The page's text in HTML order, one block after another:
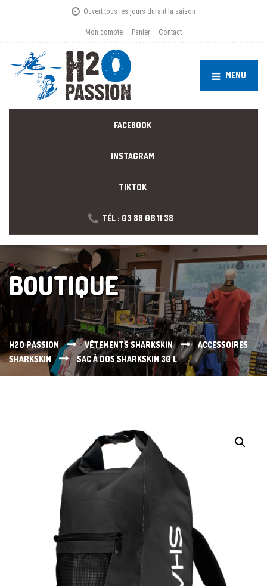
Ouvert tous les jours durant la saison
Mon compte Panier Contact
MENU
FACEBOOK
INSTAGRAM
TIKTOK
TÉL : 03 88 06 11 38
BOUTIQUE
H2O PASSION VÊTEMENTS SHARKSKIN
ACCESSOIRES
SHARKSKIN
SAC À DOS SHARKSKIN 30 L